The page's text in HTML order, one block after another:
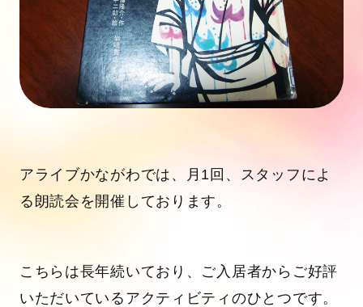
アライブかながわでは、月1回、スタッフによ
る朗読会を開催しております。
こちらは長年続いており、ご入居者からご好評
いただいているアクティビティのひとつです。